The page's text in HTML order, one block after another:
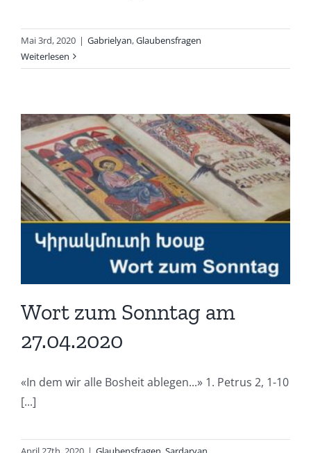
Mai 3rd, 2020 | Gabrielyan,Glaubensfragen
Weiterlesen
Wort zum Sonntag am
27.04.2020
«In dem wir alle Bosheit ablegen...» 1. Petrus 2, 1-10
[...]